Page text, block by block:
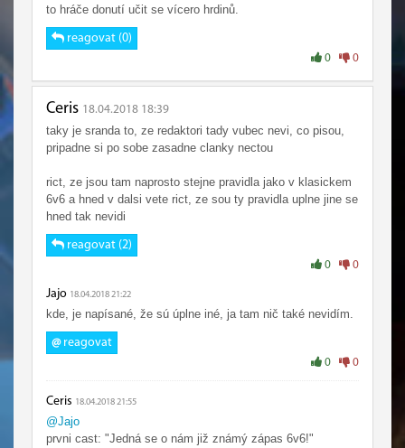
to hráče donutí učit se vícero hrdinů.
reagovat (0)
0 0
Ceris 18.04.2018 18:39
taky je sranda to, ze redaktori tady vubec nevi, co pisou,
pripadne si po sobe zasadne clanky nectou
rict, ze jsou tam naprosto stejne pravidla jako v klasickem
6v6 a hned v dalsi vete rict, ze sou ty pravidla uplne jine se
hned tak nevidi
reagovat (2)
0 0
Jajo 18.04.2018 21:22
kde, je napísané, že sú úplne iné, ja tam nič také nevidím.
@reagovat
0 0
Ceris 18.04.2018 21:55
@Jajo
prvni cast: "Jedná se o nám již známý zápas 6v6!"